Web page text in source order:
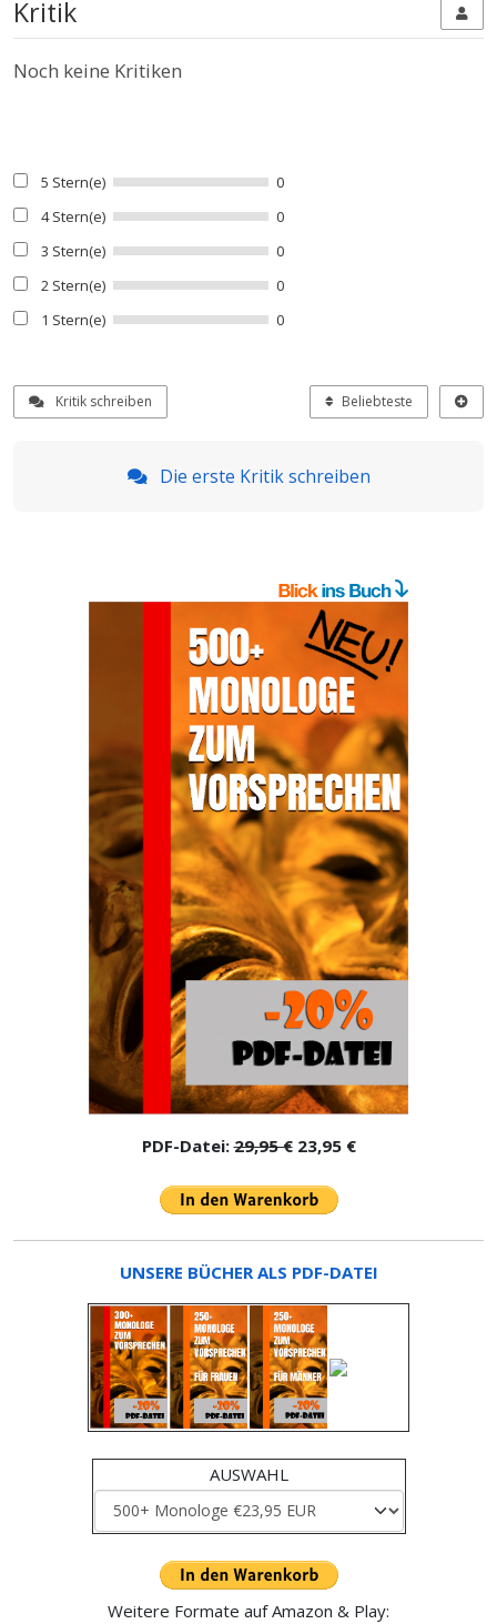
Kritik
Noch keine Kritiken
5 Stern(e)
0
4 Stern(e)
0
3 Stern(e)
0
2 Stern(e)
0
1 Stern(e)
0
Kritik schreiben Beliebteste
Die erste Kritik schreiben
PDF-Datei:29,95 €23,95 €
UNSERE BÜCHER ALS PDF-DATEI
AUSWAHL
Weitere Formate auf Amazon & Play: